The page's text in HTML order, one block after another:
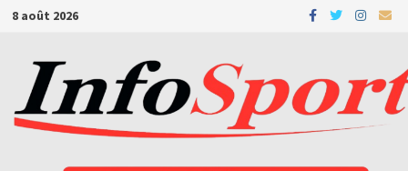
Passer
contenu
8 août 2026